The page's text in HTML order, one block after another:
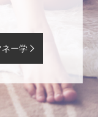
ー学